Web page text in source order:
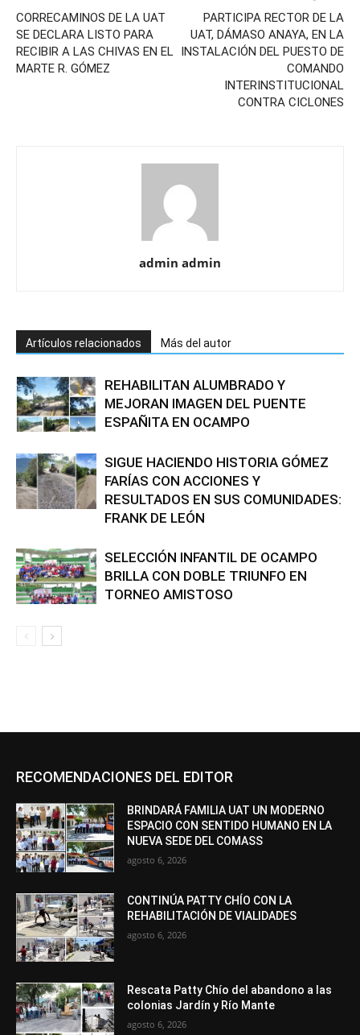
CORRECAMINOS DE LA UAT
SE DECLARA LISTO PARA
RECIBIR A LAS CHIVAS EN EL
MARTE R. GÓMEZ
PARTICIPA RECTOR DE LA
UAT, DÁMASO ANAYA, EN LA
INSTALACIÓN DEL PUESTO DE
COMANDO
INTERINSTITUCIONAL
CONTRA CICLONES
admin admin
Artículos relacionados Más del autor
REHABILITAN ALUMBRADO Y
MEJORAN IMAGEN DEL PUENTE
ESPAÑITA EN OCAMPO
SIGUE HACIENDO HISTORIA GÓMEZ
FARÍAS CON ACCIONES Y
RESULTADOS EN SUS COMUNIDADES:
FRANK DE LEÓN
SELECCIÓN INFANTIL DE OCAMPO
BRILLA CON DOBLE TRIUNFO EN
TORNEO AMISTOSO
RECOMENDACIONES DEL EDITOR
BRINDARÁ FAMILIA UAT UN MODERNO
ESPACIO CON SENTIDO HUMANO EN LA
NUEVA SEDE DEL COMASS
agosto 6, 2026
CONTINÚA PATTY CHÍO CON LA
REHABILITACIÓN DE VIALIDADES
agosto 6, 2026
Rescata Patty Chío del abandono a las
colonias Jardín y Río Mante
agosto 6, 2026